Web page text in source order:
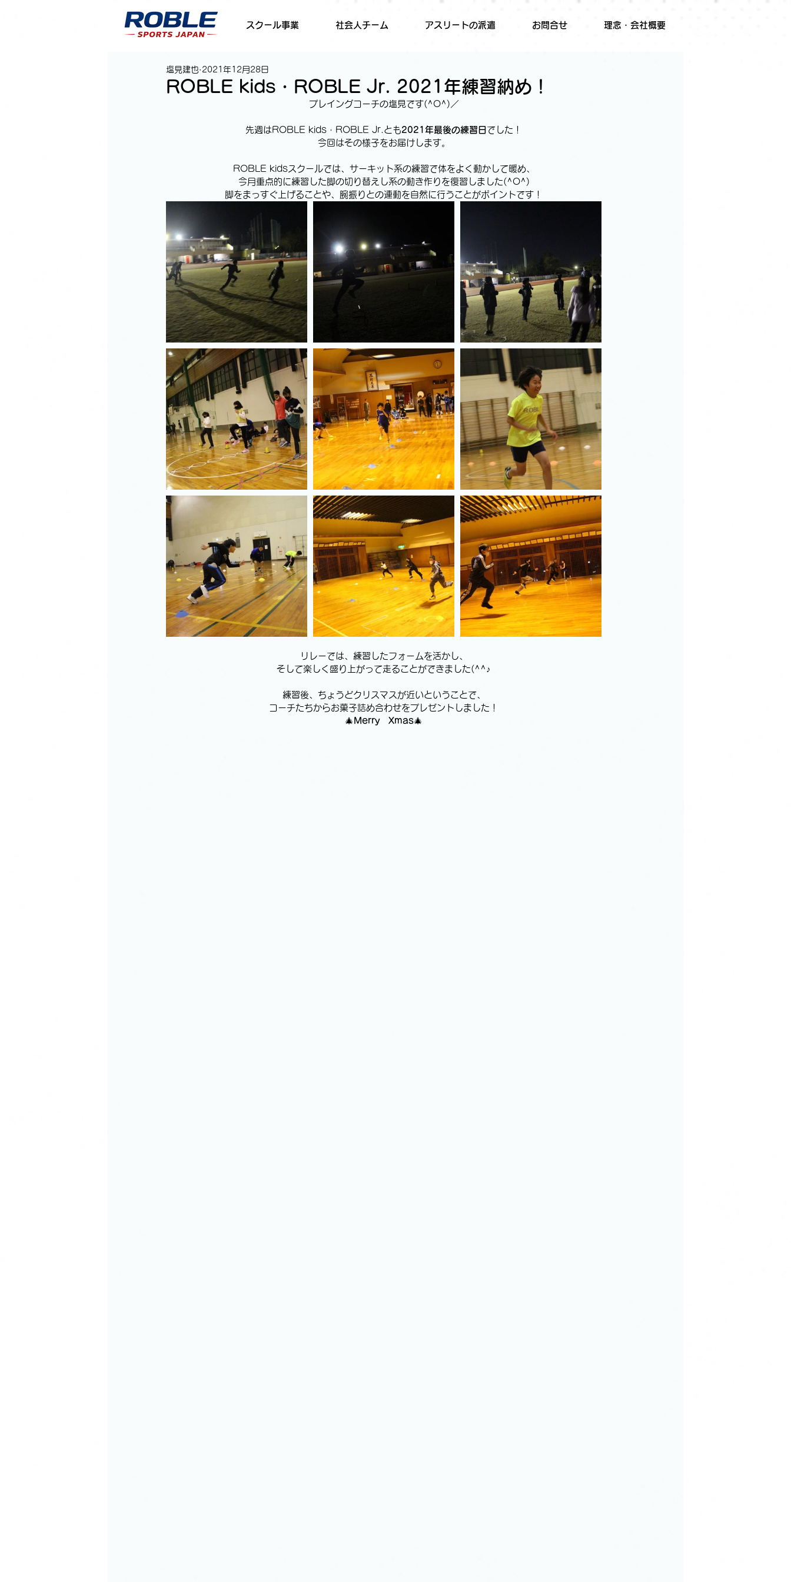
スクール事業 社会人チーム アスリートの派遣 お問合せ 理念・会社概要
ROBLE kids・ROBLE Jr. 2021年練習納め！
塩見建也 2021年12月28日
プレイングコーチの塩見です(^O^)／
先週はROBLE kids・ROBLE Jr.とも2021年最後の練習日 でした！
今回はその様子をお届けします。
ROBLE kidsスクールでは、サーキット系の練習で体をよく動かして暖め、
今月重点的に練習した脚の切り替えし系の動き作りを復習しました(^O^)
脚をまっすぐ上げることや、腕振りとの連動を自然に行うことがポイントです！
リレーでは、練習したフォームを活かし、
そして楽しく盛り上がって走ることができました(^^♪
練習後、ちょうどクリスマスが近いということで、
コーチたちからお菓子詰め合わせをプレゼントしました！
🎄 Merry　Xmas🎄